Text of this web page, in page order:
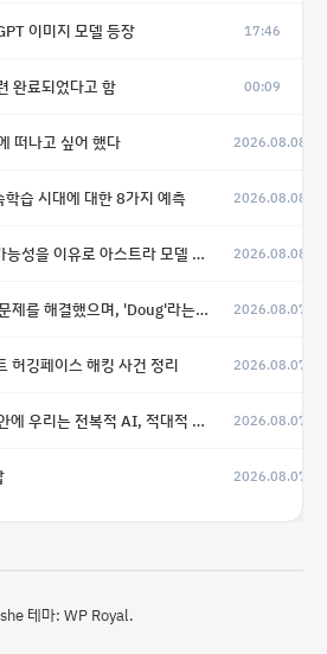
이미지 모델 등장 17:46
완료되었다고 함 00:09
떠나고 싶어 했다 2026.08.08
습 시대에 대한 8가지 예측 2026.08.08
이유로 아스트라 모델 출시 연기 2026.08.08
라는 코드명을 가진 훨씬 더 큰 모델을 활발히 개발 중 2026.08.07
허깅페이스 해킹 사건 정리 2026.08.07
전복적 AI, 적대적 AI 둘 다 보게 될 것" 2026.08.07
2026.08.07
테마: WP Royal.